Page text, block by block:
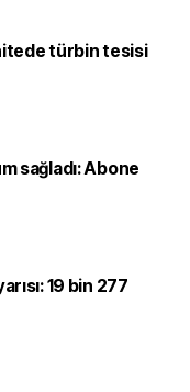
türbin tesisi
sağladı: Abone
19 bin 277